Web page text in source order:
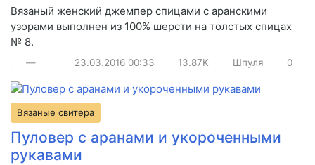
Вязаный женский джемпер спицами с аранскими
узорами выполнен из 100% шерсти на толстых спицах
№ 8.
— 23.03.2016 00:33 13.87K Шпуля 0
Вязаные свитера
Пуловер с аранами и укороченными
рукавами